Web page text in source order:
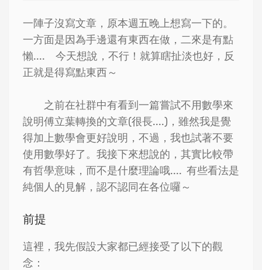
一陣子沒寫文章，原本週五晚上想寫一下的。
一方面是因為手邊還有東西在做，二來是有點
懶.... 今天想說，不行！就算瞎扯淡也好，反
正就是得寫點東西～
之前在社群中有看到一篇嘗試不用數學來
說明傅立葉轉換的文章(很長....)，雖然我是覺
得加上數學會更好說明，不過，我也試著不要
使用數學好了。我接下來想說的，其實比較帶
有哲學意味，而不是什麼理論哦.... 有些看法是
純個人的見解，認不認同在各位囉～
前提
這裡，我先假設大家都已經接受了以下的觀
念：